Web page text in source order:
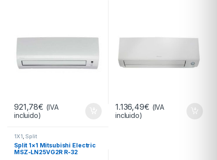
921,78€ (IVA
incluido)
1.136,49€ (IVA
incluido)
1X1, Split
Split 1×1 Mitsubishi Electric
MSZ-LN25VG2R R-32